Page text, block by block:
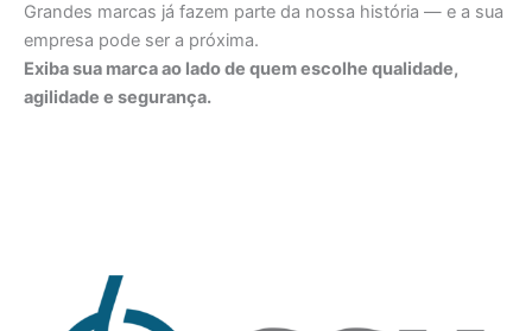
Grandes marcas já fazem parte da nossa história — e a sua
empresa pode ser a próxima.
Exiba sua marca ao lado de quem escolhe qualidade,
agilidade e segurança.